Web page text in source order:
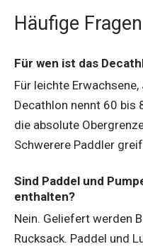
Häufige Fragen
Für wen ist das
Für leichte
Decathlon nennt 60 bis
die absolute
Schwerere Paddler
Sind Paddel und
enthalten?
Nein. Geliefert werden
Rucksack. Paddel und